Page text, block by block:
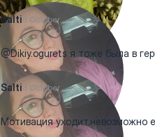
Salti8 October
@Dikiy.ogurets я тоже была в
Salti8 October
Мотивация уходит.невозможно